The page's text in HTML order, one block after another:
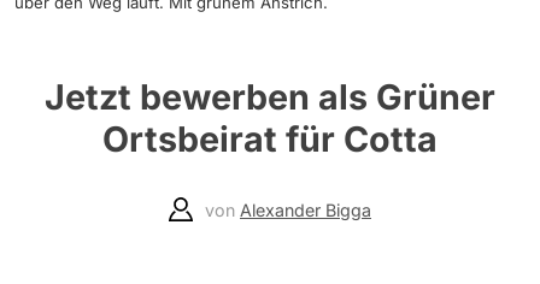
Jetzt bewerben als Grüner
Ortsbeirat für Cotta
von Alexander Bigga